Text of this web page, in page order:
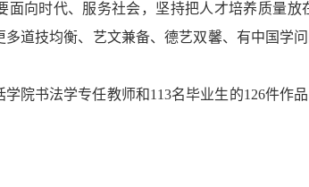
面向时代、服务社会，坚持把人才培养质量
道技均衡、艺文兼备、德艺双馨、有中国学
院书法学专任教师和113名毕业生的126件作